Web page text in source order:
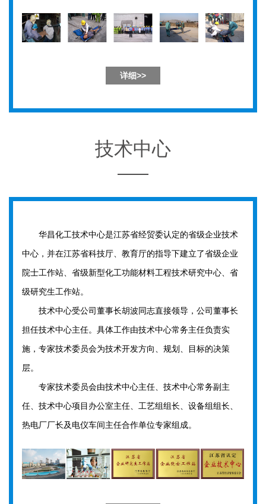
详细>>
技术中心
华昌化工技术中心是江苏省经贸委认定的省级企业技术
中心，并在江苏省科技厅、教育厅的指导下建立了省级企业
院士工作站、省级新型化工功能材料工程技术研究中心、省
级研究生工作站。
技术中心受公司董事长胡波同志直接领导，公司董事长
担任技术中心主任。具体工作由技术中心常务主任负责实
施，专家技术委员会为技术开发方向、规划、目标的决策
层。
专家技术委员会由技术中心主任、技术中心常务副主
任、技术中心项目办公室主任、工艺组组长、设备组组长、
热电厂厂长及电仪车间主任合作单位专家组成。